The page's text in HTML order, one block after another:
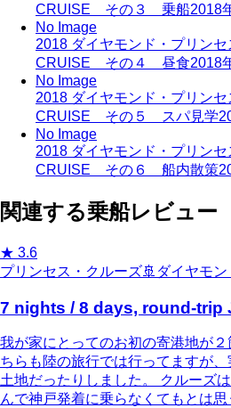
CRUISE その３ 乗船2018
No Image
2018 ダイヤモンド・プリン
CRUISE その４ 昼食2018
No Image
2018 ダイヤモンド・プリン
CRUISE その５ スパ見学
No Image
2018 ダイヤモンド・プリン
CRUISE その６ 船内散策
関連する乗船レビュー
★ 3.6
プリンセス・クルーズ🚢 ダイヤモ
7 nights / 8 days, round-trip
我が家にとってのお初の寄港地が
ちらも陸の旅行では行ってますが
土地だったりしました。 クルーズ
んで神戸発着に乗らなくてもとは